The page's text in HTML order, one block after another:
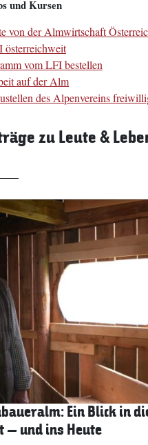
und Kursen
von der Almwirtschaft
österreichweit
vom LFI bestellen
auf der Alm
des Alpenvereins
zu Leute &
Ein Blick in
– und ins Heute